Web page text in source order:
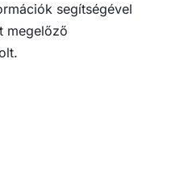
segítségével
megelőző